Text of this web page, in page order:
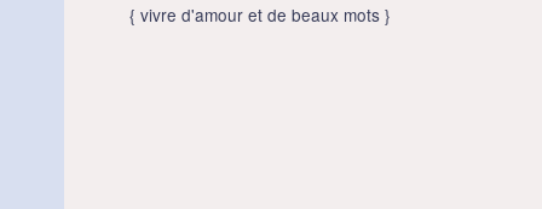
{ vivre d'amour et de beaux mots }